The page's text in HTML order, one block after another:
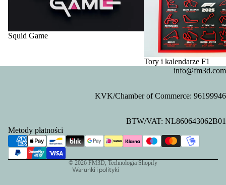
Squid Game
Tory i kalendarze F1
info@fm3d.com
KVK/Chamber of Commerce: 96199946
BTW/VAT: NL860643062B01
Metody płatności
© 2026 FM3D , Technologia Shopify
Warunki i polityki
Dane kontaktowe
Warunki świadczenia usług